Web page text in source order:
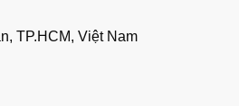
TP.HCM, Việt Nam